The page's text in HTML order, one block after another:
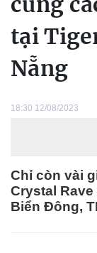
tại
Nẵng
18:30 12/08/2023
Chỉ còn vài
Crystal
Biển Đông,